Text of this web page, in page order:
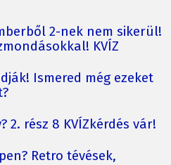
2-nek nem sikerül!
KVÍZ
Ismered még ezeket
2. rész 8 KVÍZkérdés vár!
Retro tévések,